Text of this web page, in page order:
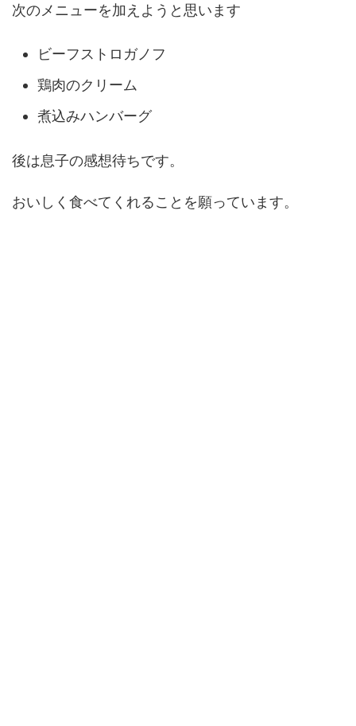
次のメニューを加えようと思います
ビーフストロガノフ
鶏肉のクリーム
煮込みハンバーグ
後は息子の感想待ちです。
おいしく食べてくれることを願っています。